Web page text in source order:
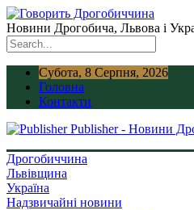
Новини Дрогобича, Львова і
Субота, 8 Серпня, 2026
Головна
Контакти
Publisher - Новини
Дрогобиччина
Львівщина
Україна
Надзвичайні новини